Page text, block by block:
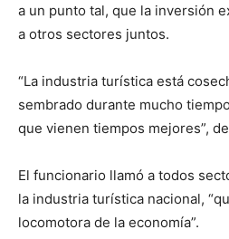
a un punto tal, que la inversión
a otros sectores juntos.
“La industria turística está
sembrado durante mucho
que vienen tiempos mejores”,
El funcionario llamó a todos
la industria turística nacional,
locomotora de la economía”.